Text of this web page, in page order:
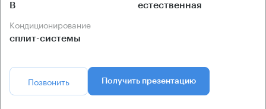
B естественная
Кондиционирование
сплит-системы
Позвонить Получить презентацию